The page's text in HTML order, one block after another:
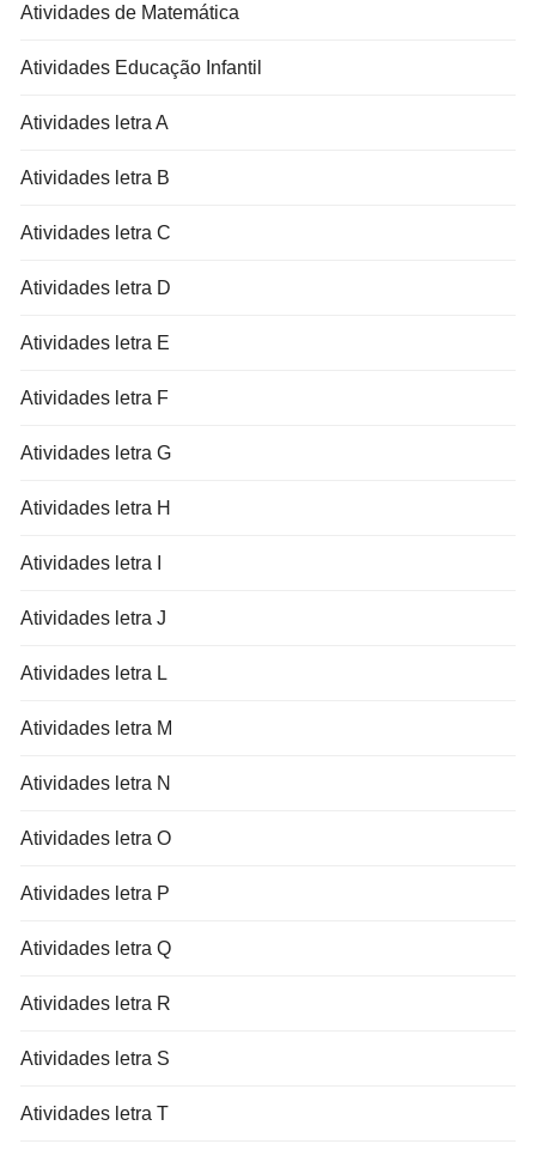
Atividades de Matemática
Atividades Educação Infantil
Atividades letra A
Atividades letra B
Atividades letra C
Atividades letra D
Atividades letra E
Atividades letra F
Atividades letra G
Atividades letra H
Atividades letra I
Atividades letra J
Atividades letra L
Atividades letra M
Atividades letra N
Atividades letra O
Atividades letra P
Atividades letra Q
Atividades letra R
Atividades letra S
Atividades letra T